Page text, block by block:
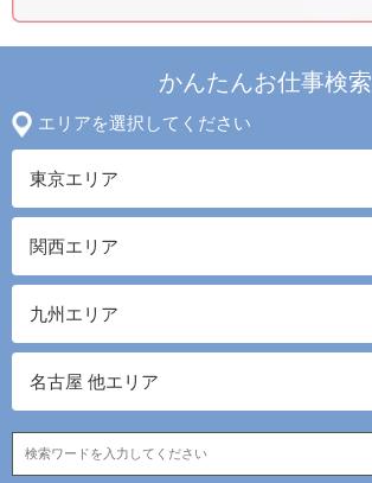
かんたんお仕事検索
エリアを選択してください
東京エリア
関西エリア
九州エリア
名古屋 他エリア